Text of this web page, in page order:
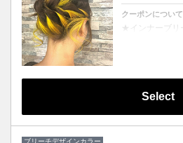
クーポンについて
★インナーブリ
★カット追加
★耳後ろのイン
Select
ブリーチデザインカラー